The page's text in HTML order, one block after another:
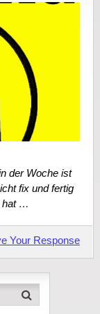
der Woche ist
fix und fertig
hat …
Your Response